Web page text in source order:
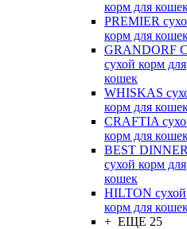
корм для
PREMIER
корм для
GRANDORF
сухой корм для
кошек
WHISKAS
корм для
CRAFTIA
корм для
BEST DINNER
сухой корм для
кошек
HILTON сухой
корм для
+ ЕЩЕ 25